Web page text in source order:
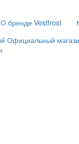
О бренде Vestfrost